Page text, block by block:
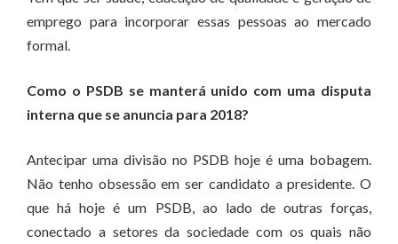
emprego para incorporar essas pessoas ao mercado
formal.
Como o PSDB se manterá unido com uma disputa
interna que se anuncia para 2018?
Antecipar uma divisão no PSDB hoje é uma bobagem.
Não tenho obsessão em ser candidato a presidente. O
que há hoje é um PSDB, ao lado de outras forças,
conectado a setores da sociedade com os quais não